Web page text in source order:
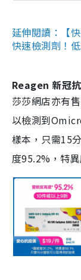
延伸閱讀：【
快速檢測劑！
Reagen 新冠
莎莎網店亦有
以檢測到
樣本，只需15
度95.2%，特